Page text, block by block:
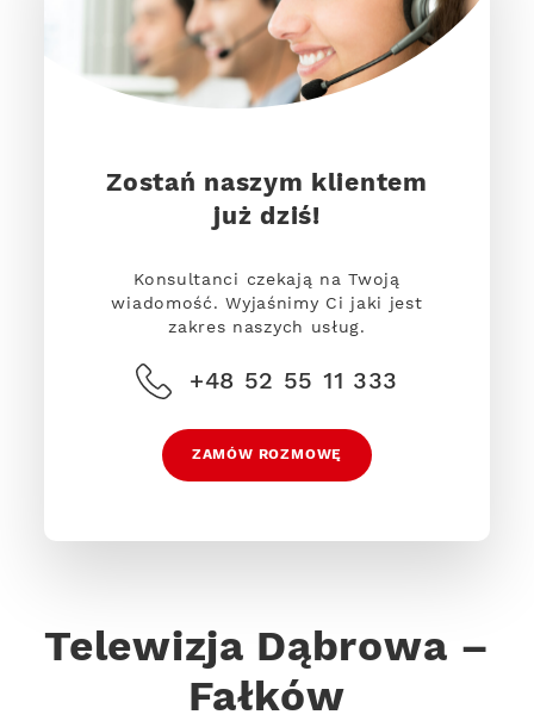
Zostań naszym klientem
już dziś!
Konsultanci czekają na Twoją
wiadomość. Wyjaśnimy Ci jaki jest
zakres naszych usług.
+48 52 55 11 333
ZAMÓW ROZMOWĘ
Telewizja Dąbrowa –
Fałków